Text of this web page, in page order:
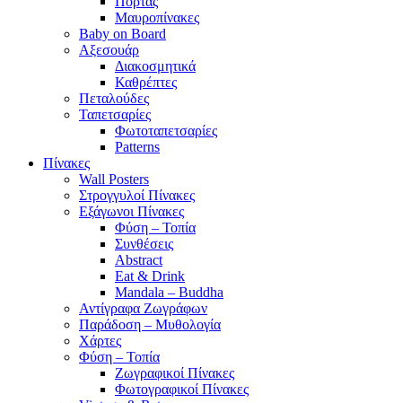
Μαυροπίνακες
Baby on Board
Αξεσουάρ
Διακοσμητικά
Καθρέπτες
Πεταλούδες
Ταπετσαρίες
Φωτοταπετσαρίες
Patterns
Πίνακες
Wall Posters
Στρογγυλοί Πίνακες
Εξάγωνοι Πίνακες
Φύση – Τοπία
Συνθέσεις
Abstract
Eat & Drink
Mandala – Buddha
Αντίγραφα Ζωγράφων
Παράδοση – Μυθολογία
Χάρτες
Φύση – Τοπία
Ζωγραφικοί Πίνακες
Φωτογραφικοί Πίνακες